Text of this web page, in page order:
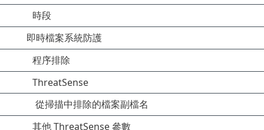
時段
即時檔案系統防護
程序排除
ThreatSense
從掃描中排除的檔案副檔名
其他 ThreatSense 參數